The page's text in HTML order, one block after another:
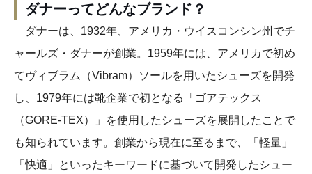
ダナーってどんなブランド？
ダナーは、1932年、アメリカ・ウイスコンシン州でチ
ャールズ・ダナーが創業。1959年には、アメリカで初め
てヴィブラム（Vibram）ソールを用いたシューズを開発
し、1979年には靴企業で初となる「ゴアテックス
（GORE-TEX）」を使用したシューズを展開したことで
も知られています。創業から現在に至るまで、「軽量」
「快適」といったキーワードに基づいて開発したシュー